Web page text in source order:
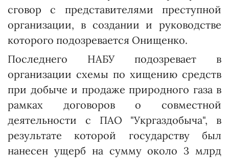
сговор с представителями преступной
организации, в создании и руководстве
которого подозревается Онищенко.
Последнего НАБУ подозревает в
организации схемы по хищению средств
при добыче и продаже природного газа в
рамках договоров о совместной
деятельности с ПАО "Укргаздобыча", в
результате которой государству был
нанесен ущерб на сумму около 3 млрд